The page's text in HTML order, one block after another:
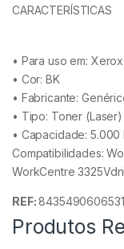
CARACTERÍSTICAS
• Para uso em: Xerox
• Cor: BK
• Fabricante:
• Tipo: Toner (Laser)
• Capacidade:5.000
Compatibilidades:
WorkCentre 3325Vdni
REF:8435490606531
Produtos